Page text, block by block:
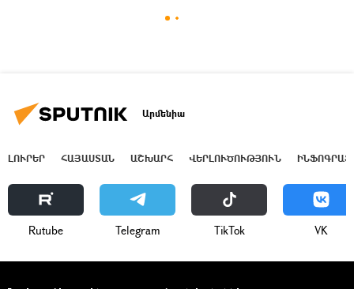
Արմենիա
ԼՈՒՐԵՐ ՀԱՅԱՍՏԱՆ ԱՇԽԱՐՀ ՎԵՐԼՈՒԾՈՒԹՅՈՒՆ
Rutube Telegram ТikТоk VK